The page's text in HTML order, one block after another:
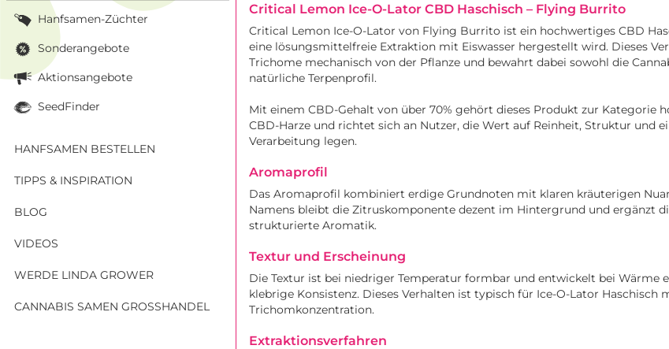
Critical Lemon Ice-O-Lator CBD Haschisch – Flying Burrito
Critical Lemon Ice-O-Lator von Flying Burrito ist ein hochwertiges CBD
eine lösungsmittelfreie Extraktion mit Eiswasser hergestellt wird. Dieses
Trichome mechanisch von der Pflanze und bewahrt dabei sowohl die
natürliche Terpenprofil.
Mit einem CBD-Gehalt von über 70% gehört dieses Produkt zur Kategorie
CBD-Harze und richtet sich an Nutzer, die Wert auf Reinheit, Struktur und
Verarbeitung legen.
Aromaprofil
Das Aromaprofil kombiniert erdige Grundnoten mit klaren kräuterigen
Namens bleibt die Zitruskomponente dezent im Hintergrund und ergänzt
strukturierte Aromatik.
Textur und Erscheinung
Die Textur ist bei niedriger Temperatur formbar und entwickelt bei Wärme
klebrige Konsistenz. Dieses Verhalten ist typisch für Ice-O-Lator Haschisch
Trichomkonzentration.
Extraktionsverfahren
Hanfsamen-Züchter
Sonderangebote
Aktionsangebote
SeedFinder
HANFSAMEN BESTELLEN
TIPPS & INSPIRATION
BLOG
VIDEOS
WERDE LINDA GROWER
CANNABIS SAMEN GROSSHANDEL